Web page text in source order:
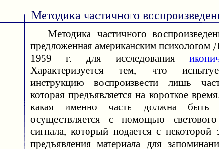
Методика частичного
Методика частичного
предложенная американским психологом
1959 г. для исследования
Характеризуется тем, что
инструкцию воспроизвести лишь
которая предъявляется на короткое
какая именно часть должна быть
осуществляется с помощью
сигнала, который подается с некоторой
предъявления материала для